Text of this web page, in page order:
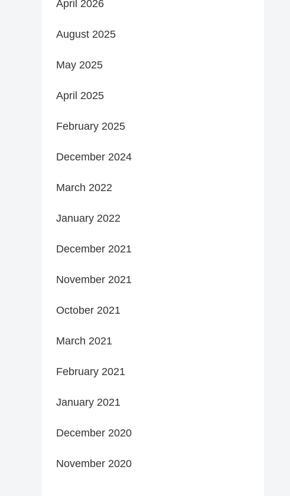
April 2026
August 2025
May 2025
April 2025
February 2025
December 2024
March 2022
January 2022
December 2021
November 2021
October 2021
March 2021
February 2021
January 2021
December 2020
November 2020